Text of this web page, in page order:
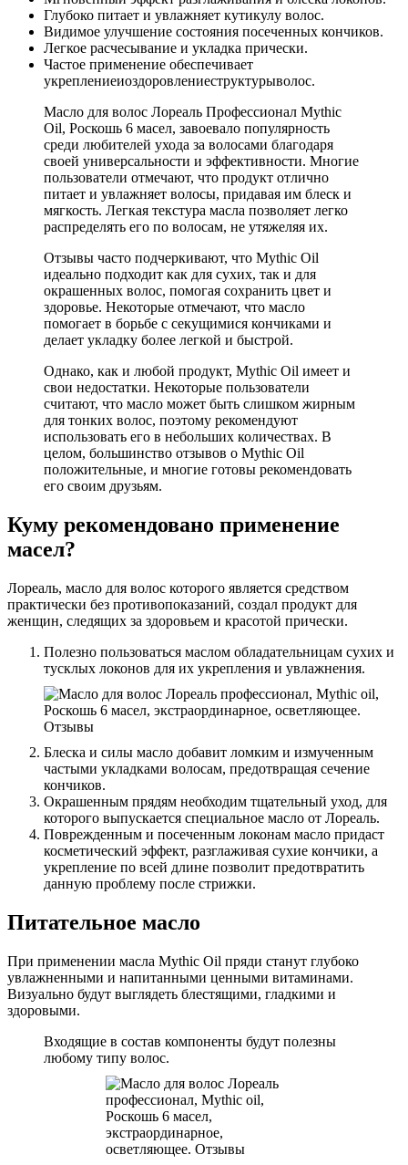
Глубоко питает и увлажняет кутикулу волос.
Видимое улучшение состояния посеченных кончиков.
Легкое расчесывание и укладка прически.
Частое применение обеспечивает
укреплениеиоздоровлениеструктурыволос.
Масло для волос Лореаль Профессионал Mythic
Oil, Роскошь 6 масел, завоевало популярность
среди любителей ухода за волосами благодаря
своей универсальности и эффективности. Многие
пользователи отмечают, что продукт отлично
питает и увлажняет волосы, придавая им блеск и
мягкость. Легкая текстура масла позволяет легко
распределять его по волосам, не утяжеляя их.
Отзывы часто подчеркивают, что Mythic Oil
идеально подходит как для сухих, так и для
окрашенных волос, помогая сохранить цвет и
здоровье. Некоторые отмечают, что масло
помогает в борьбе с секущимися кончиками и
делает укладку более легкой и быстрой.
Однако, как и любой продукт, Mythic Oil имеет и
свои недостатки. Некоторые пользователи
считают, что масло может быть слишком жирным
для тонких волос, поэтому рекомендуют
использовать его в небольших количествах. В
целом, большинство отзывов о Mythic Oil
положительные, и многие готовы рекомендовать
его своим друзьям.
Куму рекомендовано применение
масел?
Лореаль, масло для волос которого является средством
практически без противопоказаний, создал продукт для
женщин, следящих за здоровьем и красотой прически.
Полезно пользоваться маслом обладательницам сухих и
тусклых локонов для их укрепления и увлажнения.
Блеска и силы масло добавит ломким и измученным
частыми укладками волосам, предотвращая сечение
кончиков.
Окрашенным прядям необходим тщательный уход, для
которого выпускается специальное масло от Лореаль.
Поврежденным и посеченным локонам масло придаст
косметический эффект, разглаживая сухие кончики, а
укрепление по всей длине позволит предотвратить
данную проблему после стрижки.
Питательное масло
При применении масла Mythic Oil пряди станут глубоко
увлажненными и напитанными ценными витаминами.
Визуально будут выглядеть блестящими, гладкими и
здоровыми.
Входящие в состав компоненты будут полезны
любому типу волос.